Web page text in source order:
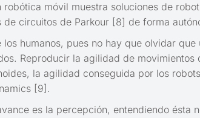
móvil muestra soluciones de
circuitos de Parkour [8] de forma
humanos, pues no hay que olvidar
Reproducir la agilidad de
la agilidad conseguida por los
[9].
es la percepción, entendiendo ésta